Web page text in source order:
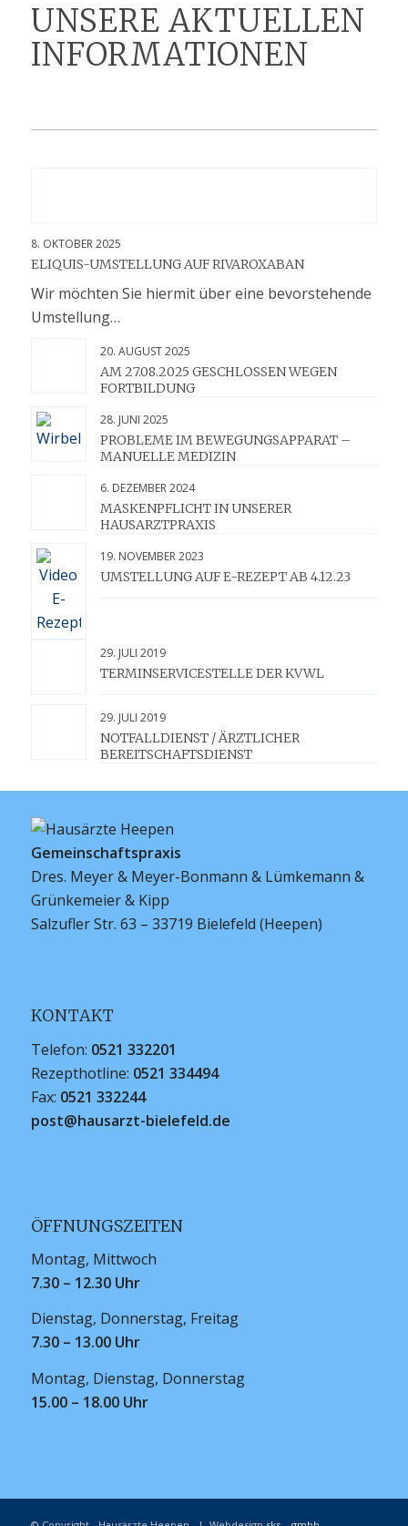
UNSERE AKTUELLEN
INFORMATIONEN
8. OKTOBER 2025
ELIQUIS-UMSTELLUNG AUF RIVAROXABAN
Wir möchten Sie hiermit über eine bevorstehende
Umstellung…
20. AUGUST 2025
AM 27.08.2025 GESCHLOSSEN WEGEN
FORTBILDUNG
28. JUNI 2025
PROBLEME IM BEWEGUNGSAPPARAT –
MANUELLE MEDIZIN
6. DEZEMBER 2024
MASKENPFLICHT IN UNSERER
HAUSARZTPRAXIS
19. NOVEMBER 2023
UMSTELLUNG AUF E-REZEPT AB 4.12.23
29. JULI 2019
TERMINSERVICESTELLE DER KVWL
29. JULI 2019
NOTFALLDIENST / ÄRZTLICHER
BEREITSCHAFTSDIENST
Gemeinschaftspraxis
Dres. Meyer & Meyer-Bonmann & Lümkemann &
Grünkemeier & Kipp
Salzufler Str. 63 – 33719 Bielefeld (Heepen)
KONTAKT
Telefon: 0521 332201
Rezepthotline: 0521 334494
Fax: 0521 332244
post@hausarzt-bielefeld.de
ÖFFNUNGSZEITEN
Montag, Mittwoch
7.30 – 12.30 Uhr
Dienstag, Donnerstag, Freitag
7.30 – 13.00 Uhr
Montag, Dienstag, Donnerstag
15.00 – 18.00 Uhr